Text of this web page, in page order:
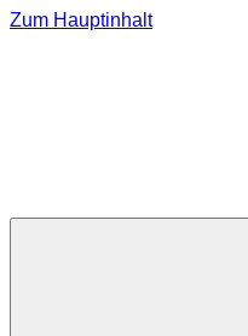
Zum Hauptinhalt